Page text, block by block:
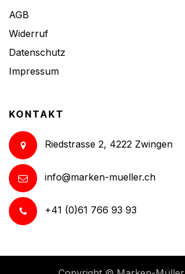
AGB
Widerruf
Datenschutz
Impressum
KONTAKT
Riedstrasse 2, 4222 Zwingen
info@marken-mueller.ch
+41 (0)61 766 93 93